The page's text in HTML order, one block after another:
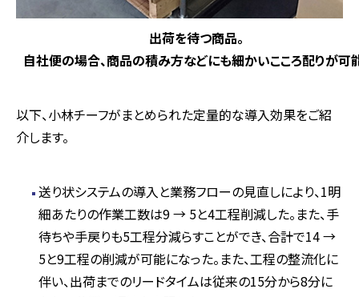
出荷を待つ商品。
自社便の場合、商品の積み方などにも細かいこころ配りが可
以下、小林チーフがまとめられた定量的な導入効果をご紹
介します。
送り状システムの導入と業務フローの見直しにより、1明
細あたりの作業工数は9 → 5と4工程削減した。また、手
待ちや手戻りも5工程分減らすことができ、合計で14 →
5と9工程の削減が可能になった。また、工程の整流化に
伴い、出荷までのリードタイムは従来の15分から8分に